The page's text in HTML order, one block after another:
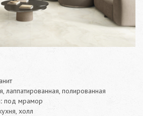
лаппатированная, полированная
под мрамор
холл